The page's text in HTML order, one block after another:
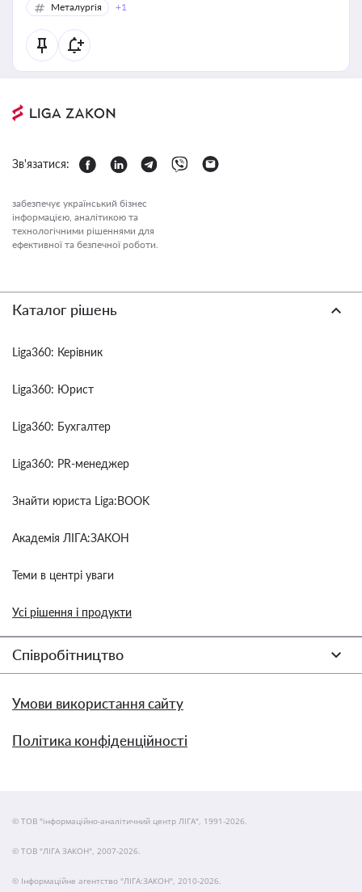
Металургія
+1
Зв'язатися:
забезпечує український бізнес
інформацією, аналітикою та
технологічними рішеннями для
ефективної та безпечної роботи.
Каталог рішень
Liga360: Керівник
Liga360: Юрист
Liga360: Бухгалтер
Liga360: PR-менеджер
Знайти юриста Liga:BOOK
Академія ЛІГА:ЗАКОН
Теми в центрі уваги
Усі рішення і продукти
Співробітництво
Умови використання сайту
Політика конфіденційності
© ТОВ "інформаційно-аналітичний центр ЛІГА", 1991-2026.
© ТОВ "ЛІГА ЗАКОН", 2007-2026.
© Інформаційне агентство "ЛІГА:ЗАКОН", 2010-2026.